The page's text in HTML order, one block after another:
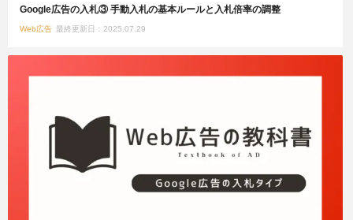
Google広告の入札③ 手動入札の基本ルールと入札倍率の調整
Web広告 最終更新日：2025.07.29